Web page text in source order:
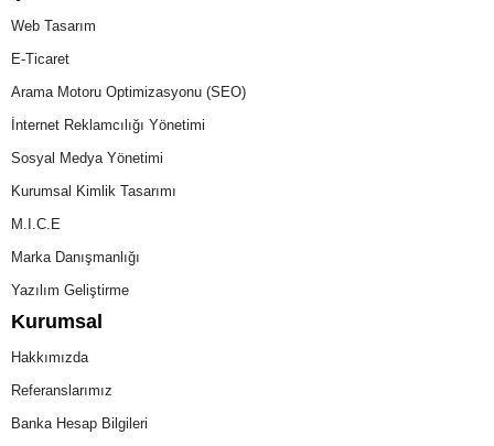
Web Tasarım
E-Ticaret
Arama Motoru Optimizasyonu (SEO)
İnternet Reklamcılığı Yönetimi
Sosyal Medya Yönetimi
Kurumsal Kimlik Tasarımı
M.I.C.E
Marka Danışmanlığı
Yazılım Geliştirme
Kurumsal
Hakkımızda
Referanslarımız
Banka Hesap Bilgileri